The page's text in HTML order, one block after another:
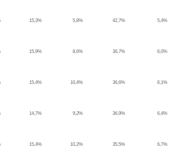
15,3% 5,8% 42,7% 5,4%
15,9% 8,6% 36,7% 6,0%
15,4% 10,4% 36,6% 6,1%
14,7% 9,2% 36,9% 6,4%
15,4% 10,2% 35,5% 6,7%